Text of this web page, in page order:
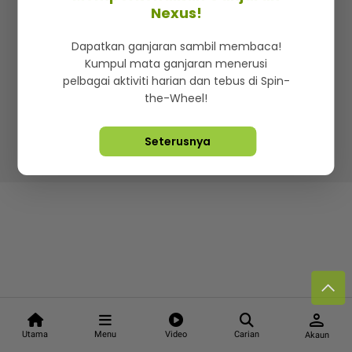
Utama Menu Video Carian
person
Akaun
Iklan di SMG360
Terma & Syarat Dasar Privasi
Lebih hot, viral dan sensasi
Hakcipta Terpelihara ©2026. Star Media Group Berhad
Nexus!
Dapatkan ganjaran sambil membaca!
Kumpul mata ganjaran menerusi
pelbagai aktiviti harian dan tebus di Spin-
the-Wheel!
Seterusnya